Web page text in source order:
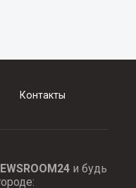
Контакты
и будь